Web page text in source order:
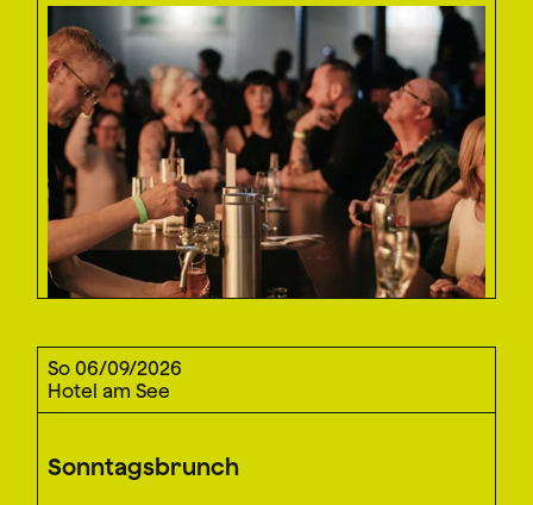
So 06/09/2026
Hotel am See
Sonntagsbrunch